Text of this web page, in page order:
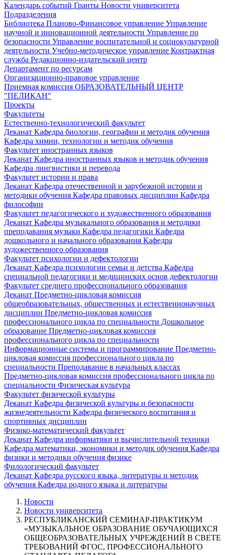
Календарь событий Гранты Новости университета
Подразделения
Библиотека Планово-Финансовое управление Управление
научной и инновационной деятельности Управление по
безопасности Управление воспитательной и социокультурной
деятельности Учебно-методическое управление Контрактная
служба Редакционно-издательский центр
Департамент по ресурсам
Организационно-правовое управление
Приемная комиссия ОБРАЗОВАТЕЛЬНЫЙ ЦЕНТР
"ПЕЛИКАН"
Проекты
Факультеты
Естественно-технологический факультет
Деканат Кафедра биологии, географии и методик обучения
Кафедра химии, технологии и методик обучения
Факультет иностранных языков
Деканат Кафедра иностранных языков и методик обучения
Кафедра лингвистики и перевода
Факультет истории и права
Деканат Кафедра отечественной и зарубежной истории и
методики обучения Кафедра правовых дисциплин Кафедра
философии
Факультет педагогического и художественного образования
Деканат Кафедра музыкального образования и методики
преподавания музыки Кафедра педагогики Кафедра
дошкольного и начального образования Кафедра
художественного образования
Факультет психологии и дефектологии
Деканат Кафедра психологии семьи и детства Кафедра
специальной педагогики и медицинских основ дефектологии
Факультет среднего профессионального образования
Деканат Предметно-цикловая комиссия
общеобразовательных, общественных и естественнонаучных
дисциплин Предметно-цикловая комиссия
профессионального цикла по специальности Дошкольное
образование Предметно-цикловая комиссия
профессионального цикла по специальности
Информационные системы и программирование Предметно-
цикловая комиссия профессионального цикла по
специальности Преподавание в начальных классах
Предметно-цикловая комиссия профессионального цикла по
специальности Физическая культура
Факультет физической культуры
Деканат Кафедра физической культуры и безопасности
жизнедеятельности Кафедра физического воспитания и
спортивных дисциплин
Физико-математический факультет
Деканат Кафедра информатики и вычислительной техники
Кафедра математики, экономики и методик обучения Кафедра
физики и методики обучения физике
Филологический факультет
Деканат Кафедра русского языка, литературы и методик
обучения Кафедра родного языка и литературы
Новости
Новости университета
РЕСПУБЛИКАНСКИЙ СЕМИНАР-ПРАКТИКУМ
«МУЗЫКАЛЬНОЕ ОБРАЗОВАНИЕ ОБУЧАЮЩИХСЯ
ОБЩЕОБРАЗОВАТЕЛЬНЫХ УЧРЕЖДЕНИЙ В СВЕТЕ
ТРЕБОВАНИЙ ФГОС, ПРОФЕССИОНАЛЬНОГО